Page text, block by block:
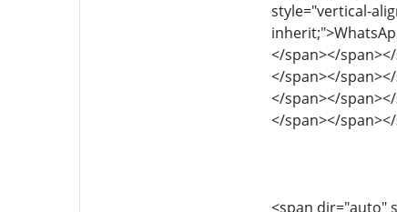
style="vertical-
</span></
</span></
</span></
</span></
<span dir="auto"